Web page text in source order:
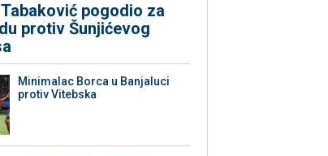
pogodio za
protiv Šunjićevog
Minimalac Borca u Banjaluci
protiv Vitebska